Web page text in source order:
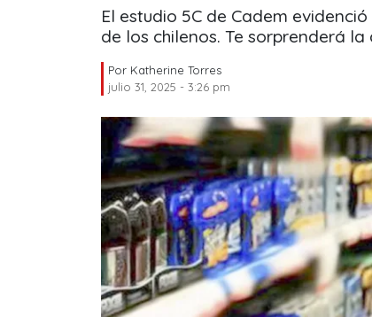
El estudio 5C de Cadem
de los chilenos. Te sorprenderá
Por Katherine Torres
julio 31, 2025 - 3:26 pm